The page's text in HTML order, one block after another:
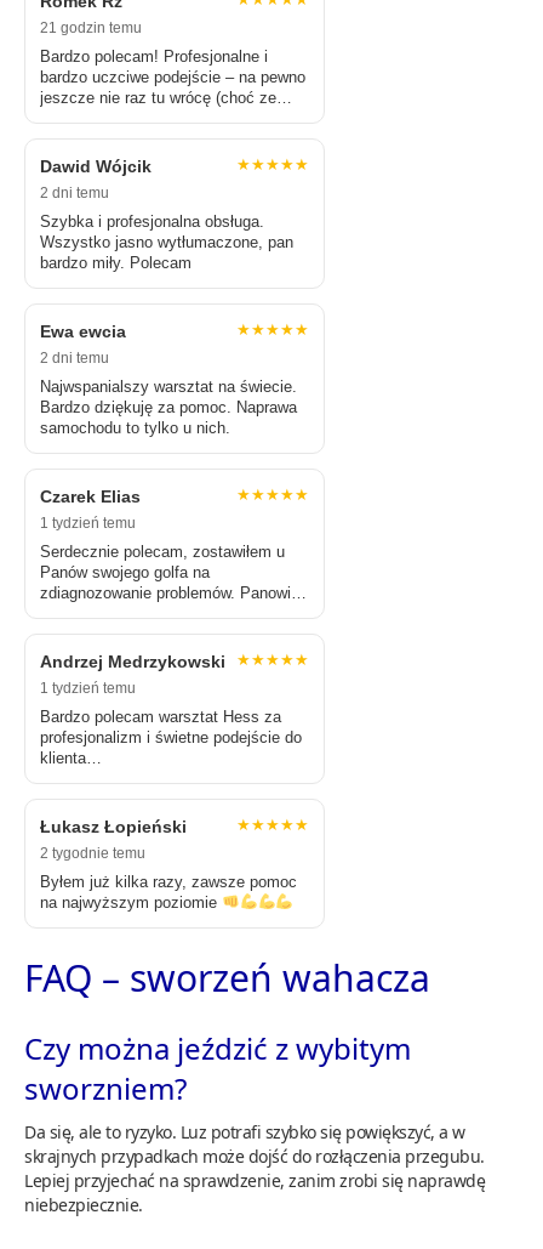
21 godzin temu
Bardzo polecam! Profesjonalne i
bardzo uczciwe podejście – na pewno
jeszcze nie raz tu wrócę (choć ze
Dawid Wójcik ★★★★★
2 dni temu
Szybka i profesjonalna obsługa.
Wszystko jasno wytłumaczone, pan
bardzo miły. Polecam
Ewa ewcia ★★★★★
2 dni temu
Najwspanialszy warsztat na świecie.
Bardzo dziękuję za pomoc. Naprawa
samochodu to tylko u nich.
Czarek Elias ★★★★★
1 tydzień temu
Serdecznie polecam, zostawiłem u
Panów swojego golfa na
zdiagnozowanie problemów. Panowie
Andrzej Medrzykowski ★★★★★
1 tydzień temu
Bardzo polecam warsztat Hess za
profesjonalizm i świetne podejście do
klienta…
Łukasz Łopieński ★★★★★
2 tygodnie temu
Byłem już kilka razy, zawsze pomoc
na najwyższym poziomie
FAQ – sworzeń wahacza
Czy można jeździć z wybitym
sworzniem?
Da się, ale to ryzyko. Luz potrafi szybko się powiększyć, a w
skrajnych przypadkach może dojść do rozłączenia przegubu.
Lepiej przyjechać na sprawdzenie, zanim zrobi się naprawdę
niebezpiecznie.